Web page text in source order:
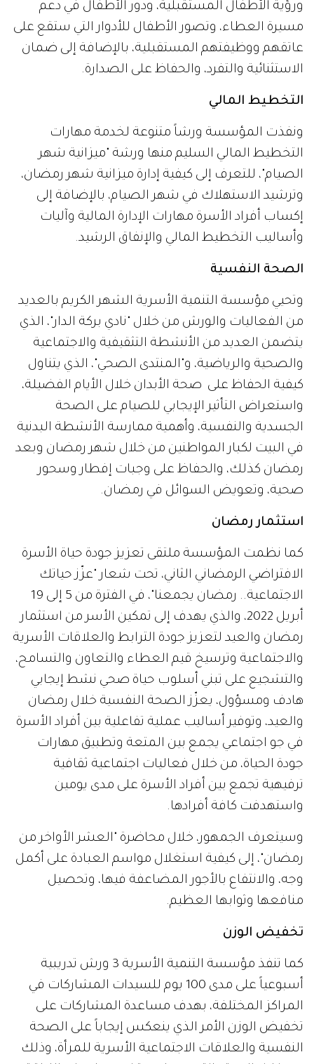
ورؤية الأطفال المستقبلية، ودور الأطفال في دعم
مسيرة العطاء، وتصور الأطفال للأدوار التي ستقع على
عاتقهم ووظيفتهم المستقبلية، بالإضافة إلى ضمان
الاستثنائية والتفرد، والحفاظ على الصدارة.
التخطيط المالي
ونفذت المؤسسة ورشاً متنوعة لخدمة مهارات
التخطيط المالي السليم منها ورشة "ميزانية شهر
الصيام"، للتعرف إلى كيفية إدارة ميزانية شهر رمضان،
وترشيد الاستهلاك في شهر الصيام، بالإضافة إلى
إكساب أفراد الأسرة مهارات الإدارة المالية وآليات
وأساليب التخطيط المالي والإنفاق الرشيد.
الصحة النفسية
وتحيي مؤسسة التنمية الأسرية الشهر الكريم بالعديد
من الفعاليات والورش من خلال "نادي بركة الدار"، الذي
يتضمن العديد من الأنشطة التثقيفية والاجتماعية
والصحية والرياضية، و"المنتدى الصحي"، الذي يتناول
كيفية الحفاظ على صحة الأبدان خلال الأيام الفضيلة،
واستعراض التأثير الإيجابي للصيام على الصحة
الجسدية والنفسية، وأهمية ممارسة الأنشطة البدنية
في البيت لكبار المواطنين من خلال شهر رمضان وبعد
رمضان كذلك، والحفاظ على وجبات إفطار وسحور
صحية، وتعويض السوائل في رمضان.
استثمار رمضان
كما نظمت المؤسسة ملتقى تعزيز جودة حياة الأسرة
الافتراضي الرمضاني الثاني، تحت شعار "عزّز حياتك
الاجتماعية.. رمضان يجمعنا"، في الفترة من 5 إلى 19
أبريل 2022، والذي يهدف إلى تمكين الأسر من استثمار
رمضان والعيد لتعزيز جودة الترابط والعلاقات الأسرية
والاجتماعية وترسيخ قيم العطاء والتعاون والتسامح،
والتشجيع على تبني أسلوب حياة صحي نشط إيجابي
هادف ومسؤول، يعزّز الصحة النفسية خلال رمضان
والعيد، وتوفير أساليب عملية تفاعلية بين أفراد الأسرة
في جو اجتماعي يجمع بين المتعة وتطبيق مهارات
جودة الحياة، من خلال فعاليات اجتماعية ثقافية
ترفيهية تجمع بين أفراد الأسرة على مدى يومين
واستهدفت كافة أفرادها.
وسيتعرف الجمهور، خلال محاضرة "العشر الأواخر من
رمضان"، إلى كيفية استغلال مواسم العبادة على أكمل
وجه، والانتفاع بالأجور المضاعفة فيها، وتحصيل
منافعها وثوابها العظيم.
تخفيض الوزن
كما تنفذ مؤسسة التنمية الأسرية 3 ورش تدريبية
أسبوعياً على مدى 100 يوم للسيدات المشاركات في
المراكز المختلفة، بهدف مساعدة المشاركات على
تخفيض الوزن الأمر الذي ينعكس إيجاباً على الصحة
النفسية والعلاقات الاجتماعية الأسرية للمرأة، وذلك